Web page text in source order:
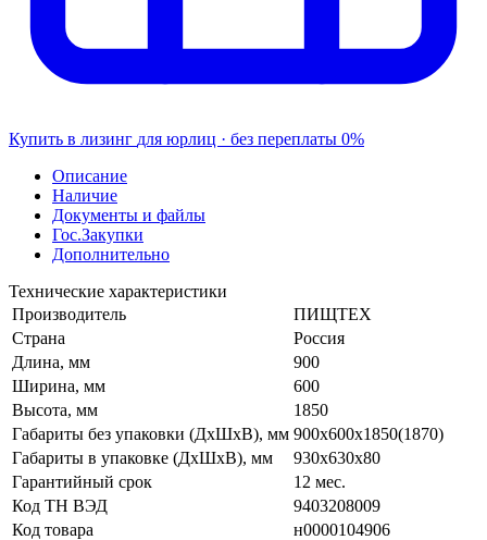
Купить в лизинг для юрлиц · без переплаты 0%
Описание
Наличие
Документы и файлы
Гос.Закупки
Дополнительно
Технические характеристики
Производитель
ПИЩТЕХ
Страна
Россия
Длина, мм
900
Ширина, мм
600
Высота, мм
1850
Габариты без упаковки (ДхШхВ), мм 900х600х1850(1870)
Габариты в упаковке (ДхШхВ), мм
930х630х80
Гарантийный срок
12 мес.
Код ТН ВЭД
9403208009
Код товара
н0000104906